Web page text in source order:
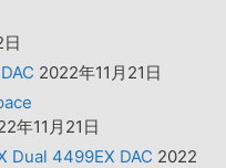
2022年11月21日
年11月21日
Dual 4499EX DAC 2022